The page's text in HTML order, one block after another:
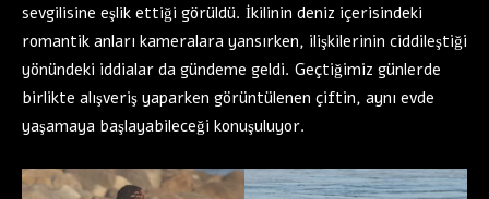
sevgilisine eşlik ettiği görüldü. İkilinin deniz içerisindeki
romantik anları kameralara yansırken, ilişkilerinin ciddileştiği
yönündeki iddialar da gündeme geldi. Geçtiğimiz günlerde
birlikte alışveriş yaparken görüntülenen çiftin, aynı evde
yaşamaya başlayabileceği konuşuluyor.